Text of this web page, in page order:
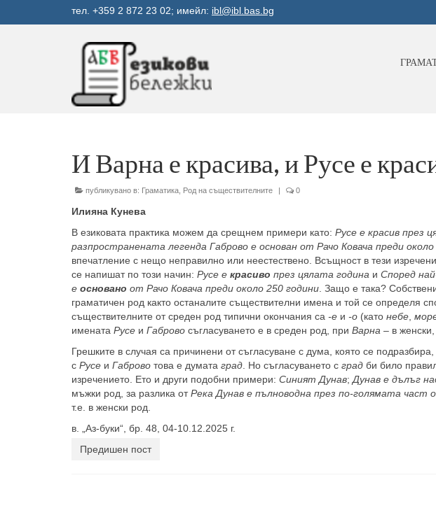
тел. +359 2 872 23 02; имейл: ibl@ibl.bas.bg
И Варна е красива, и Русе е
публикувано в: Граматика Род на съществителните | 0
Илияна Кунева
В езиковата практика можем да срещнем примери като: Русе е красив през
разпространената легенда Габрово е основан от Рачо Ковача преди
впечатление с нещо неправилно или неестествено. Всъщност в тези
се напишат по този начин: Русе е красиво през цялата година и Според
е основано от Рачо Ковача преди около 250 години . Защо е така?
граматичен род както останалите съществителни имена и той се определя
съществителните от среден род типични окончания са -е и -о (като небе
имената Русе и Габрово съгласуването е в среден род, при Варна – в
Грешките в случая са причинени от съгласуване с дума, която се
с Русе и Габрово това е думата град . Но съгласуването с град би било
изречението. Ето и други подобни примери: Синият Дунав; Дунав е дълъг
мъжки род, за разлика отРека Дунав е пълноводна през по-голямата част
т.е. в женски род.
в. „Аз-буки“, бр. 48, 04-10.12.2025 г.
Предишен пост